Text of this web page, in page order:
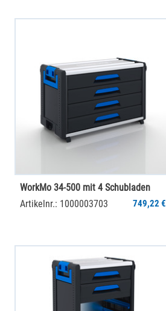
WorkMo 34-500 mit 4 Schubladen
Artikelnr.: 1000003703
749,22 €